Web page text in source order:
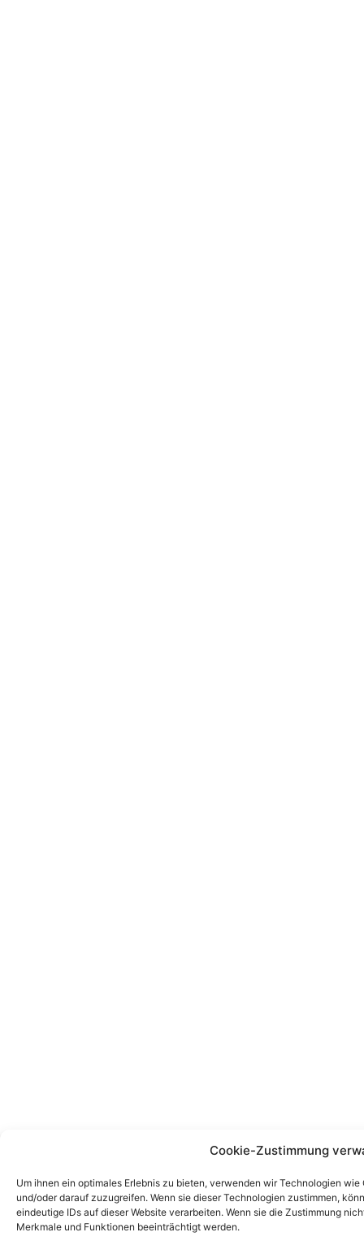
Cookie-Zustimmung
Um ihnen ein optimales Erlebnis zu bieten, verwenden wir Technologien
und/oder darauf zuzugreifen. Wenn sie dieser Technologien zustimmen,
eindeutige IDs auf dieser Website verarbeiten. Wenn sie die Zustimmung
Merkmale und Funktionen beeinträchtigt werden.